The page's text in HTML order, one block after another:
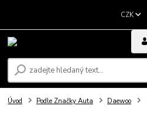
CZK
Úvod Podle Značky Auta Daewoo